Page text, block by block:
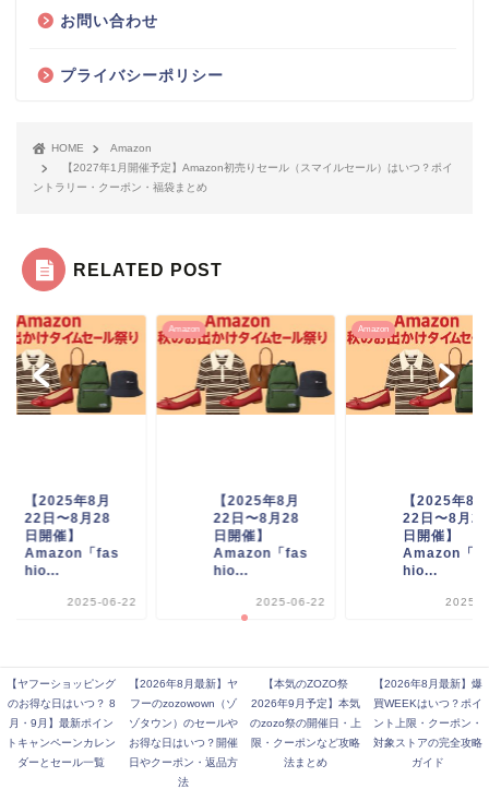
お問い合わせ
プライバシーポリシー
HOME
Amazon
【2027年1月開催予定】Amazon初売りセール（スマイルセール）はいつ？ポイ
ントラリー・クーポン・福袋まとめ
RELATED POST
【2025年8月
22日〜8月28
日開催】
Amazon「fas
hio...
2025-06-22
Amazon
【2025年8月
22日〜8月28
日開催】
Amazon「fas
hio...
2025-06-22
Amazon
【2025年8月
22日〜8月28
日開催】
Amazon「
hio...
2025-
【2027年1月開催予定】楽天新春ポイン
トアップ祭完全攻略｜ポイント倍率...
【ヤフーショッピング
のお得な日はいつ？ 8
月・9月】最新ポイン
トキャンペーンカレン
ダーとセール一覧
【2026年8月最新】ヤ
フーのzozowown（ゾ
ゾタウン）のセールや
お得な日はいつ？開催
日やクーポン・返品方
法
【本気のZOZO祭
2026年9月予定】本気
のzozo祭の開催日・上
限・クーポンなど攻略
法まとめ
【2026年8月最新】爆
買WEEKはいつ？ポイ
ント上限・クーポン・
対象ストアの完全攻略
ガイド